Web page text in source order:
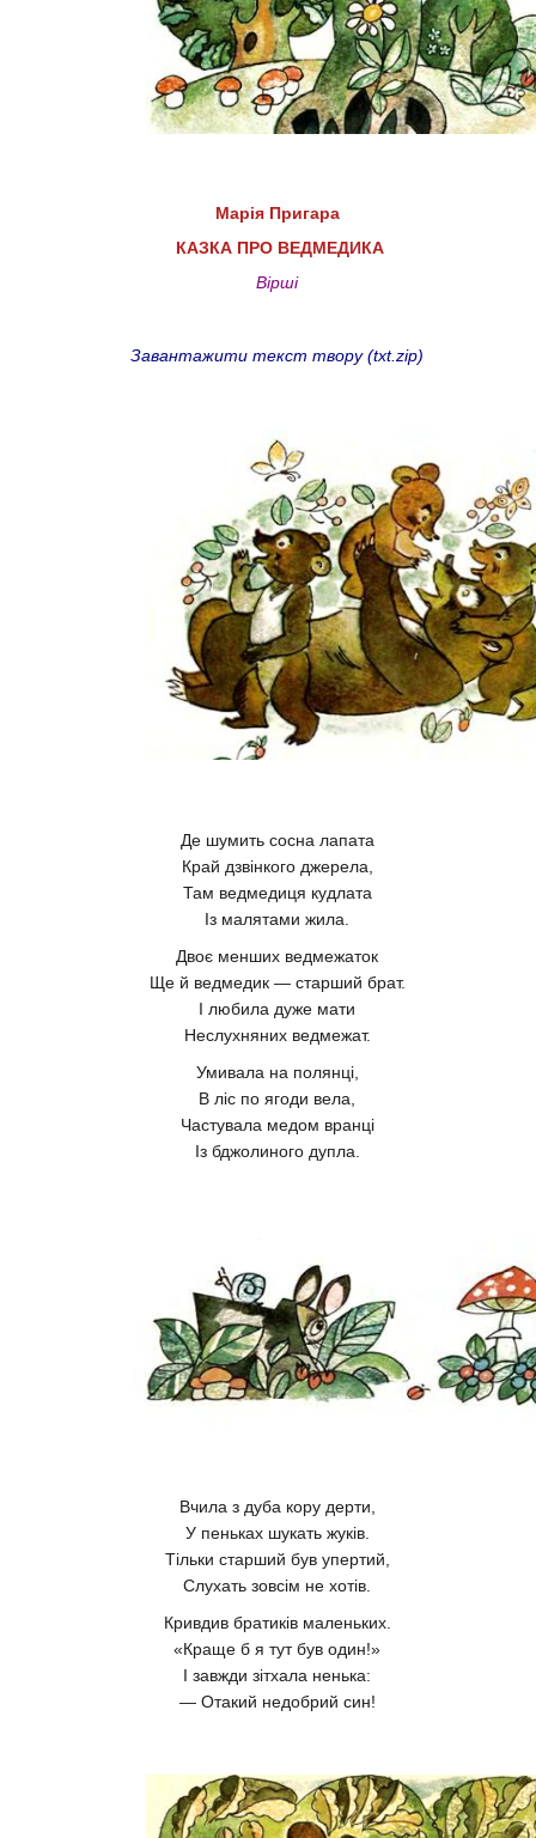
Марія Пригара
КАЗКА ПРО ВЕДМЕДИКА
Вірші
Завантажити текст твору (txt.zip)
Де шумить сосна лапата
Край дзвінкого джерела,
Там ведмедиця кудлата
Із малятами жила.
Двоє менших ведмежаток
Ще й ведмедик — старший брат.
І любила дуже мати
Неслухняних ведмежат.
Умивала на полянці,
В ліс по ягоди вела,
Частувала медом вранці
Із бджолиного дупла.
Вчила з дуба кору дерти,
У пеньках шукать жуків.
Тільки старший був упертий,
Слухать зовсім не хотів.
Кривдив братиків маленьких.
«Краще б я тут був один!»
І завжди зітхала ненька:
— Отакий недобрий син!